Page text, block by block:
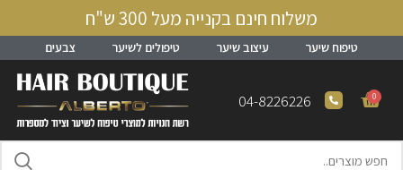
משלוח חינם בקנייה מעל 300 ש"ח
טיפוח שיער עיצוב שיער טיפולים לשיער צבעים
0
04-8226226